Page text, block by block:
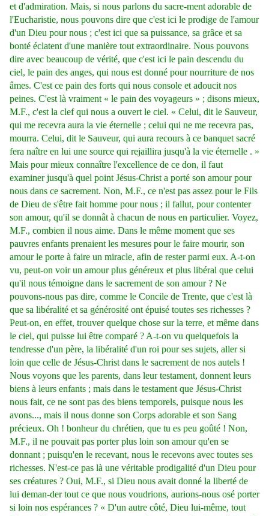
et d'admiration. Mais, si nous parlons du sacre-ment adorable de
l'Eucharistie, nous pouvons dire que c'est ici le prodige de l'amour
d'un Dieu pour nous ; c'est ici que sa puissance, sa grâce et sa
bonté éclatent d'une manière tout extraordinaire. Nous pouvons
dire avec beaucoup de vérité, que c'est ici le pain descendu du
ciel, le pain des anges, qui nous est donné pour nourriture de nos
âmes. C'est ce pain des forts qui nous console et adoucit nos
peines. C'est là vraiment « le pain des voyageurs » ; disons mieux,
M.F., c'est la clef qui nous a ouvert le ciel. « Celui, dit le Sauveur,
qui me recevra aura la vie éternelle ; celui qui ne me recevra pas,
mourra. Celui, dit le Sauveur, qui aura recours à ce banquet sacré
fera naître en lui une source qui rejaillira jusqu'à la vie éternelle . »
Mais pour mieux connaître l'excellence de ce don, il faut
examiner jusqu'à quel point Jésus-Christ a porté son amour pour
nous dans ce sacrement. Non, M.F., ce n'est pas assez pour le Fils
de Dieu de s'être fait homme pour nous ; il fallut, pour contenter
son amour, qu'il se donnât à chacun de nous en particulier. Voyez,
M.F., combien il nous aime. Dans le même moment que ses
pauvres enfants prenaient les mesures pour le faire mourir, son
amour le porte à faire un miracle, afin de rester parmi eux. A-t-on
vu, peut-on voir un amour plus généreux et plus libéral que celui
qu'il nous témoigne dans le sacrement de son amour ? Ne
pouvons-nous pas dire, comme le Concile de Trente, que c'est là
que sa libéralité et sa générosité ont épuisé toutes ses richesses ?
Peut-on, en effet, trouver quelque chose sur la terre, et même dans
le ciel, qui puisse lui être comparé ? A-t-on vu quelquefois la
tendresse d'un père, la libéralité d'un roi pour ses sujets, aller si
loin que celle de Jésus-Christ dans le sacrement de nos autels !
Nous voyons que les parents, dans leur testament, donnent leurs
biens à leurs enfants ; mais dans le testament que Jésus-Christ
nous fait, ce ne sont pas des biens temporels, puisque nous les
avons..., mais il nous donne son Corps adorable et son Sang
précieux. Oh ! bonheur du chrétien, que tu es peu goûté ! Non,
M.F., il ne pouvait pas porter plus loin son amour qu'en se
donnant ; puisqu'en le recevant, nous le recevons avec toutes ses
richesses. N'est-ce pas là une véritable prodigalité d'un Dieu pour
ses créatures ? Oui, M.F., si Dieu nous avait donné la liberté de
lui deman-der tout ce que nous voudrions, aurions-nous osé porter
si loin nos espérances ? « D'un autre côté, Dieu lui-même, tout